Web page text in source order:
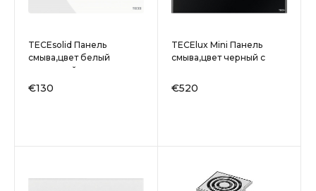
TECEsolid Панель
смыва,цвет белый
глянцевый
€130
TECElux Mini Панель
смыва,цвет черный с
€520